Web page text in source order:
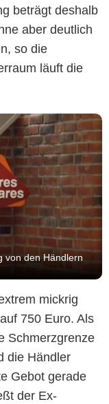
beträgt deshalb
aber deutlich
so die
läuft die
von den Händlern
mickrig
750 Euro. Als
Schmerzgrenze
die Händler
Gebot gerade
der Ex-